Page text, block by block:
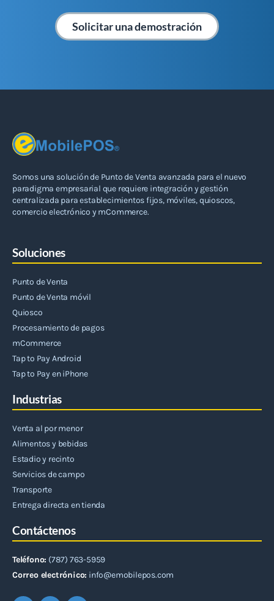
Solicitar una demostración
Somos una solución de Punto de Venta avanzada para el nuevo
paradigma empresarial que requiere integración y gestión
centralizada para establecimientos fijos, móviles, quioscos,
comercio electrónico y mCommerce.
Soluciones
Punto de Venta
Punto de Venta móvil
Quiosco
Procesamiento de pagos
mCommerce
Tap to Pay Android
Tap to Pay en iPhone
Industrias
Venta al por menor
Alimentos y bebidas
Estadio y recinto
Servicios de campo
Transporte
Entrega directa en tienda
Contáctenos
Teléfono: (787) 763-5959
Correo electrónico: info@emobilepos.com